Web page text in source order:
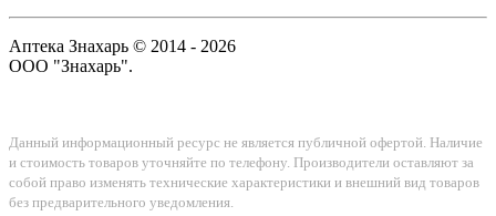
Аптека Знахарь © 2014 - 2026
ООО "Знахарь".
Данный информационный ресурс не является публичной офертой. Наличие
и стоимость товаров уточняйте по телефону. Производители оставляют за
собой право изменять технические характеристики и внешний вид товаров
без предварительного уведомления.